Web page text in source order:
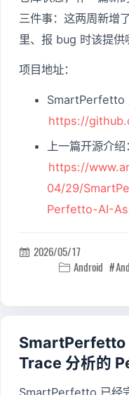
三件事：这两周新增
里、报 bug 时该提供
项目地址：
SmartPerfetto
https://
上一篇开源介绍
https://
04/29/
Perfetto-AI-
 2026/05/17
 Android
SmartPerfetto
Trace 分析的